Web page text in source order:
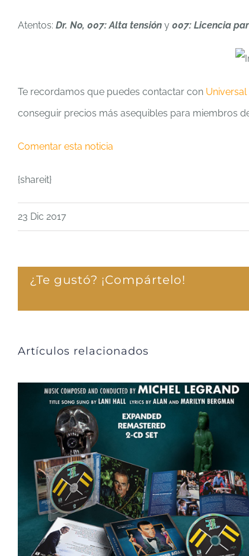
Atentos: Dr. No, 007: Alta tensión y 007: Licencia
Te recordamos que puedes contactar con
conseguir precios más asequibles para miembros
Comentar esta noticia
{shareit}
23 Dic 2017
¿Te gustó? ¡Compártelo!
Artículos relacionados